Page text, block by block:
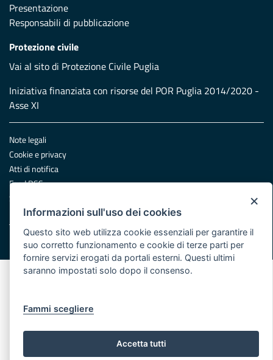
Presentazione
Responsabili di pubblicazione
Protezione civile
Vai al sito di Protezione Civile Puglia
Iniziativa finanziata con risorse del POR Puglia 2014/2020 -
Asse XI
Note legali
Cookie e privacy
Atti di notifica
Feed RSS
Servizi Intranet
© Regione Puglia
×
Informazioni sull'uso dei cookies
Questo sito web utilizza cookie essenziali per garantire il
suo corretto funzionamento e cookie di terze parti per
fornire servizi erogati da portali esterni. Questi ultimi
saranno impostati solo dopo il consenso.
Fammi scegliere
Accetta tutti